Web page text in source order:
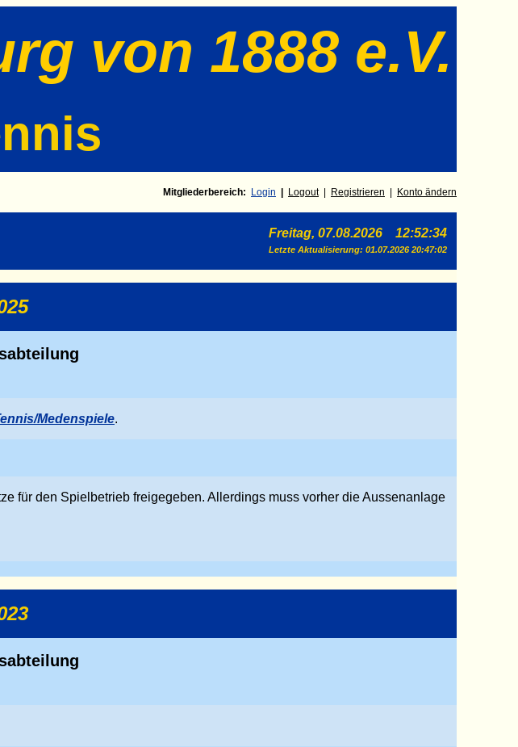
von 1888 e.V.
Mitgliederbereich: Login Logout Registrieren Konto ändern
Freitag, 07.08.2026 12:52:34
Letzte Aktualisierung: 01.07.2026 20:47:02
Medenspiele.
für den Spielbetrieb freigegeben. Allerdings muss vorher die Aussenanlage